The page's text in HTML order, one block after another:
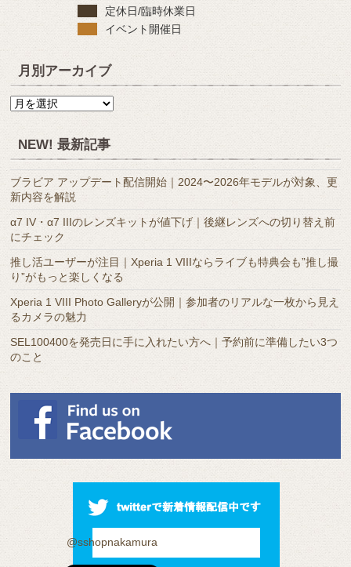
定休日/臨時休業日
イベント開催日
月別アーカイブ
月
ー
カ
イ
ブ
NEW! 最新記事
ブラビア アップデート配信開始｜2024〜2026年モデルが対象、更
新内容を解説
α7 IV・α7 IIIのレンズキットが値下げ｜後継レンズへの切り替え前
にチェック
推し活ユーザーが注目｜Xperia 1 VIIIならライブも特典会も”推し撮
り”がもっと楽しくなる
Xperia 1 VIII Photo Galleryが公開｜参加者のリアルな一枚から見え
るカメラの魅力
SEL100400を発売日に手に入れたい方へ｜予約前に準備したい3つ
のこと
@sshopnakamura